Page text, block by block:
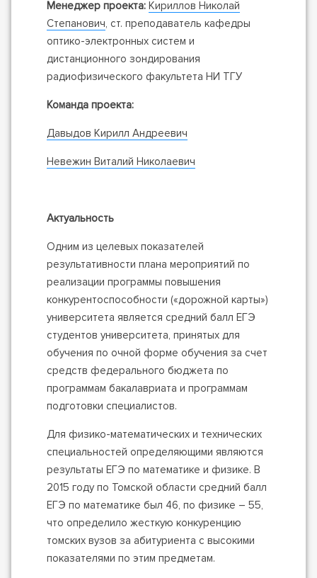
Менеджер проекта: Кириллов Николай
Степанович, ст. преподаватель кафедры
оптико-электронных систем и
дистанционного зондирования
радиофизического факультета НИ ТГУ
Команда проекта:
Давыдов Кирилл Андреевич
Невежин Виталий Николаевич
Актуальность
Одним из целевых показателей
результативности плана мероприятий по
реализации программы повышения
конкурентоспособности («дорожной карты»)
университета является средний балл ЕГЭ
студентов университета, принятых для
обучения по очной форме обучения за счет
средств федерального бюджета по
программам бакалавриата и программам
подготовки специалистов.
Для физико-математических и технических
специальностей определяющими являются
результаты ЕГЭ по математике и физике. В
2015 году по Томской области средний балл
ЕГЭ по математике был 46, по физике – 55,
что определило жесткую конкуренцию
томских вузов за абитуриента с высокими
показателями по этим предметам.